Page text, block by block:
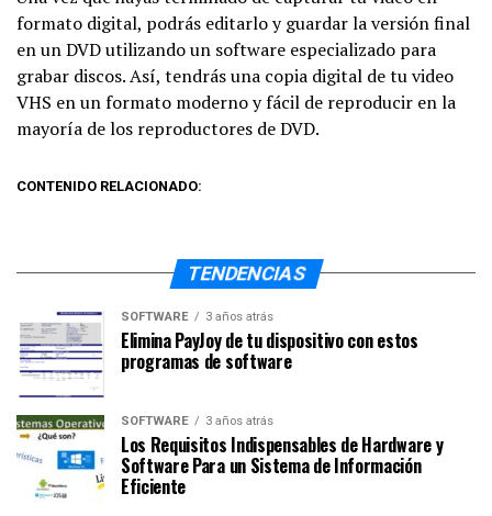
formato digital, podrás editarlo y guardar la versión final
en un DVD utilizando un software especializado para
grabar discos. Así, tendrás una copia digital de tu video
VHS en un formato moderno y fácil de reproducir en la
mayoría de los reproductores de DVD.
CONTENIDO RELACIONADO:
TENDENCIAS
SOFTWARE 3 años atrás
Elimina PayJoy de tu dispositivo con estos
programas de software
SOFTWARE 3 años atrás
Los Requisitos Indispensables de Hardware y
Software Para un Sistema de Información
Eficiente